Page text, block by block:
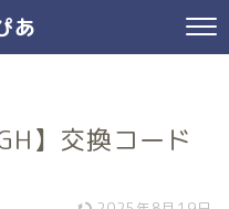
あ
】交換コード